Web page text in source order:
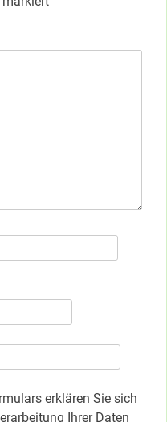
erklären Sie sich
Ihrer Daten